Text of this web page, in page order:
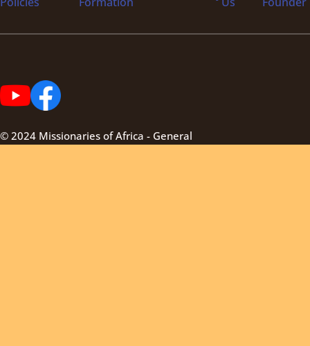
© 2024 Missionaries of Africa - General